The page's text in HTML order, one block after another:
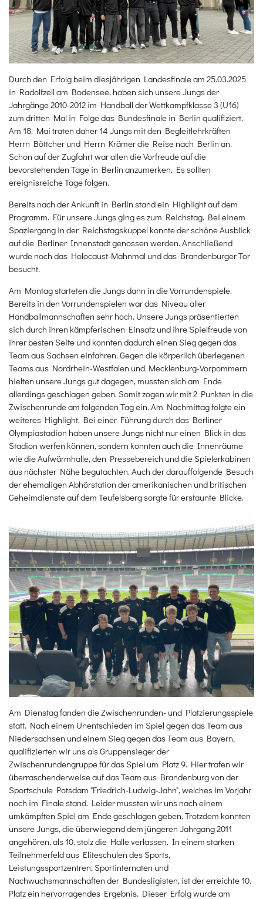
Durch den Erfolg beim diesjährigen Landesfinale am 25.03.2025
in Radolfzell am Bodensee, haben sich unsere Jungs der
Jahrgänge 2010-2012 im Handball der Wettkampfklasse 3 (U16)
zum dritten Mal in Folge das Bundesfinale in Berlin qualifiziert.
Am 18. Mai traten daher 14 Jungs mit den Begleitlehrkräften
Herrn Böttcher und Herrn Krämer die Reise nach Berlin an.
Schon auf der Zugfahrt war allen die Vorfreude auf die
bevorstehenden Tage in Berlin anzumerken. Es sollten
ereignisreiche Tage folgen.
Bereits nach der Ankunft in Berlin stand ein Highlight auf dem
Programm. Für unsere Jungs ging es zum Reichstag. Bei einem
Spaziergang in der Reichstagskuppel konnte der schöne Ausblick
auf die Berliner Innenstadt genossen werden. Anschließend
wurde noch das Holocaust-Mahnmal und das Brandenburger Tor
besucht.
Am Montag starteten die Jungs dann in die Vorrundenspiele.
Bereits in den Vorrundenspielen war das Niveau aller
Handballmannschaften sehr hoch. Unsere Jungs präsentierten
sich durch ihren kämpferischen Einsatz und ihre Spielfreude von
ihrer besten Seite und konnten dadurch einen Sieg gegen das
Team aus Sachsen einfahren. Gegen die körperlich überlegenen
Teams aus Nordrhein-Westfalen und Mecklenburg-Vorpommern
hielten unsere Jungs gut dagegen, mussten sich am Ende
allerdings geschlagen geben. Somit zogen wir mit 2 Punkten in die
Zwischenrunde am folgenden Tag ein. Am Nachmittag folgte ein
weiteres Highlight. Bei einer Führung durch das Berliner
Olympiastadion haben unsere Jungs nicht nur einen Blick in das
Stadion werfen können, sondern konnten auch die Innenräume
wie die Aufwärmhalle, den Pressebereich und die Spielerkabinen
aus nächster Nähe begutachten. Auch der darauffolgende Besuch
der ehemaligen Abhörstation der amerikanischen und britischen
Geheimdienste auf dem Teufelsberg sorgte für erstaunte Blicke.
Am Dienstag fanden die Zwischenrunden- und Platzierungsspiele
statt. Nach einem Unentschieden im Spiel gegen das Team aus
Niedersachsen und einem Sieg gegen das Team aus Bayern,
qualifizierten wir uns als Gruppensieger der
Zwischenrundengruppe für das Spiel um Platz 9. Hier trafen wir
überraschenderweise auf das Team aus Brandenburg von der
Sportschule Potsdam "Friedrich-Ludwig-Jahn", welches im Vorjahr
noch im Finale stand. Leider mussten wir uns nach einem
umkämpften Spiel am Ende geschlagen geben. Trotzdem konnten
unsere Jungs, die überwiegend dem jüngeren Jahrgang 2011
angehören, als 10. stolz die Halle verlassen. In einem starken
Teilnehmerfeld aus Eliteschulen des Sports,
Leistungssportzentren, Sportinternaten und
Nachwuchsmannschaften der Bundesligisten, ist der erreichte 10.
Platz ein hervorragendes Ergebnis. Dieser Erfolg wurde am